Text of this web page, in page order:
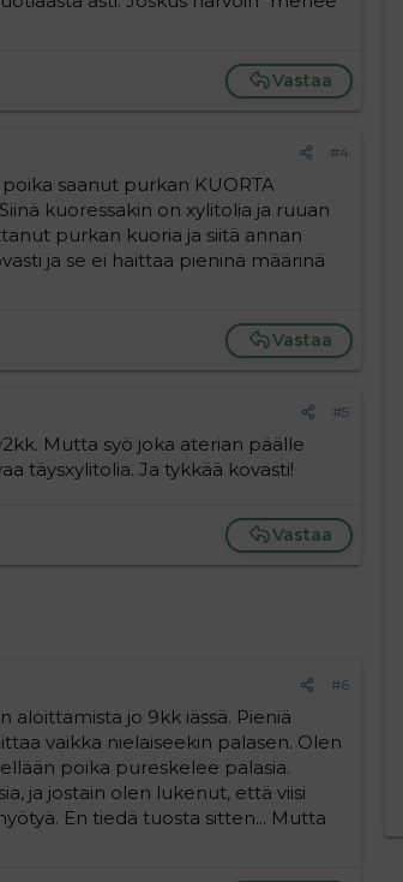
Vastaa
#4
saanut purkan KUORTA
kuoressakin on xylitolia ja ruuan
purkan kuoria ja siitä annan
ja se ei haittaa pieninä määrinä
Vastaa
#5
Mutta syö joka aterian päälle
täysxylitolia. Ja tykkää kovasti!
Vastaa
#6
jo 9kk iässä. Pieniä
vaikka nielaiseekin palasen. Olen
poika pureskelee palasia.
ja jostain olen lukenut, että viisi
En tiedä tuosta sitten... Mutta